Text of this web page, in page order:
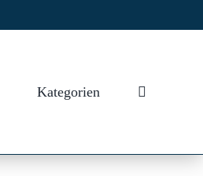
Kategorien